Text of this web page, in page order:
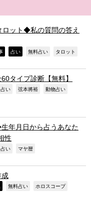
ロット◆私の質問の答え
占い 無料占い タロット
タイプ診断【無料】
い 弦本將裕 動物占い
年月日から占うあなた
性
い マヤ暦
成
無料占い ホロスコープ